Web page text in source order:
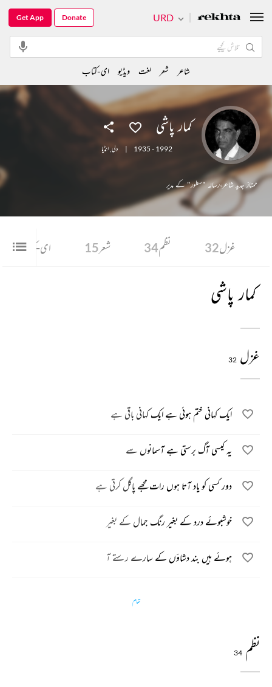
کمار پاشی
1935 - 1992
| دلی,انڈیا
ممتاز جدید شاعر،رسالہ "سطور" کے مدیر
غزل32 نظم34 شعر15 ای-کتاب48
کمار پاشی
غزل 32
ایک کہانی ختم ہوئی ہے ایک کہانی باقی ہے
یہ کیسی آگ برستی ہے آسمانوں سے
دور کسی کو یاد آتا ہوں رات مجھے پاگل کرتی ہے
خوشبوئے درد کے بغیر رنگ جمال کے بغیر
ہوئے ہیں بند دشاؤں کے سارے رستے آ
تمام
نظم 34
URD
Get App Donate
شاعر شعر لغت ویڈیو ای-کتاب